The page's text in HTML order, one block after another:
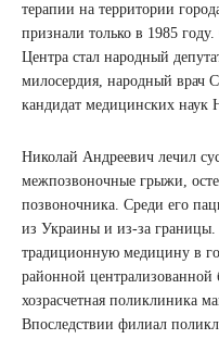
терапии на территории
признали только в 1985
Центра стал народный
милосердия, народный врач
кандидат медицинских наук
Николай Андреевич лечил
межпозвоночные грыжи,
позвоночника. Среди его
из Украины и из-за границы.
традиционную медицину в
районной
хозрасчетная поликлиника
Впоследствии филиал